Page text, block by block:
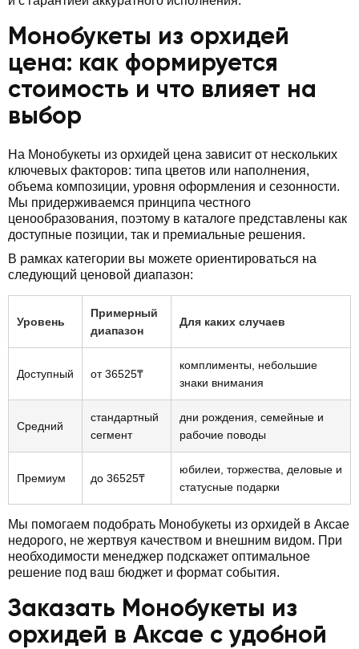
Монобукеты из орхидей
цена: как формируется
стоимость и что влияет на
выбор
На Монобукеты из орхидей цена зависит от нескольких
ключевых факторов: типа цветов или наполнения,
объема композиции, уровня оформления и сезонности.
Мы придерживаемся принципа честного
ценообразования, поэтому в каталоге представлены как
доступные позиции, так и премиальные решения.
В рамках категории вы можете ориентироваться на
следующий ценовой диапазон:
Уровень
Примерный
диапазон
Для каких случаев
Доступный от 36525₸
комплименты, небольшие
знаки внимания
Средний
стандартный
сегмент
дни рождения, семейные и
рабочие поводы
Премиум до 36525₸
юбилеи, торжества, деловые и
статусные подарки
Мы помогаем подобрать Монобукеты из орхидей в Аксае
недорого, не жертвуя качеством и внешним видом. При
необходимости менеджер подскажет оптимальное
решение под ваш бюджет и формат события.
Заказать Монобукеты из
орхидей в Аксае с удобной